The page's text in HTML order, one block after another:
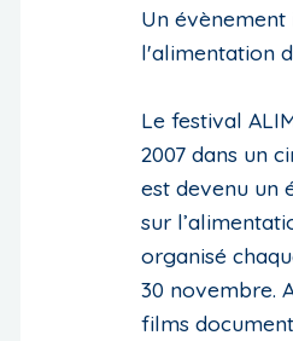
Un
l'alimentation
Le festival
2007 dans un
est devenu un
sur
organisé
30 novembre.
films